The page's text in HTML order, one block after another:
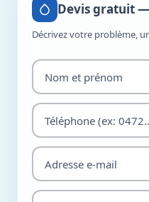
Devis gratuit
Décrivez votre problème,